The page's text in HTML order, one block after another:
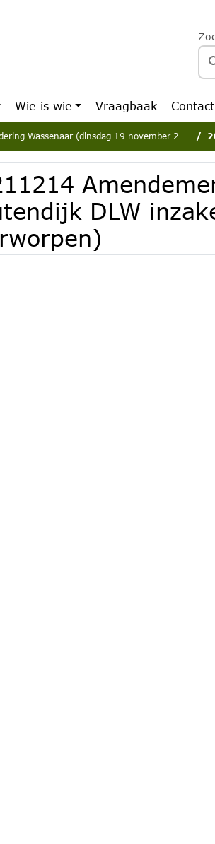
Wie is wie Vraagbaak Contact
Wassenaar (dinsdag 19 november 2024)
DLW